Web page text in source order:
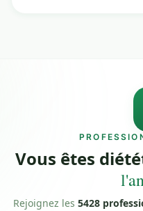
Vous êtes
Rejoignez les 5428